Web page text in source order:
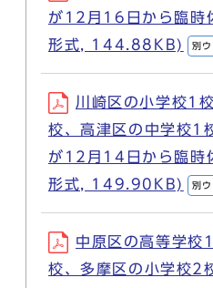
が12月16日から臨時
形式, 144.88KB)
別
川崎区の小学校1
校、高津区の中学校1
が12月14日から臨時
形式, 149.90KB)
別
中原区の高等学校
校、多摩区の小学校2